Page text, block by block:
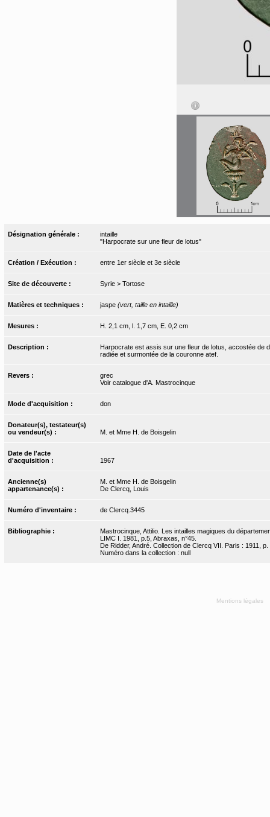
Désignation générale :
intaille
"Harpocrate sur une fleur de lotus"
Création / Exécution : entre 1er siècle et 3e siècle
Site de découverte : Syrie > Tortose
Matières et techniques : jaspe (vert, taille en intaille)
Mesures : H. 2,1 cm, l. 1,7 cm, E. 0,2 cm
Description :
Harpocrate est assis sur une fleur de lotus, accostée de
radiée et surmontée de la couronne atef.
Revers :
grec
Voir catalogue d'A. Mastrocinque
Mode d'acquisition : don
Donateur(s), testateur(s)
ou vendeur(s) :
M. et Mme H. de Boisgelin
Date de l'acte
d'acquisition :
1967
Ancienne(s)
appartenance(s) :
M. et Mme H. de Boisgelin
De Clercq, Louis
Numéro d'inventaire : de Clercq.3445
Bibliographie :
Mastrocinque, Attilio. Les intailles magiques du
LIMC I. 1981, p.5, Abraxas, n°45.
De Ridder, André. Collection de Clercq VII. Paris : 1911, p.
Numéro dans la collection : null
Mentions légales